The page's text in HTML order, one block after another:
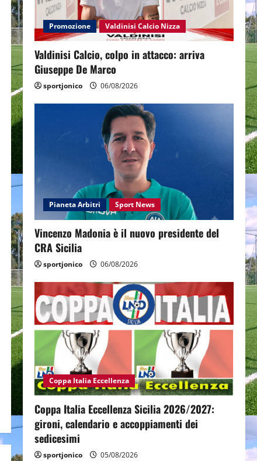
Promozione Valdinisi Calcio Nizza
Valdinisi Calcio, colpo in attacco: arriva
Giuseppe De Marco
sportjonico 06/08/2026
Pianeta Arbitri Sport News
Vincenzo Madonia è il nuovo presidente del
CRA Sicilia
sportjonico 06/08/2026
Coppa Italia Eccellenza
Coppa Italia Eccellenza Sicilia 2026/2027:
gironi, calendario e accoppiamenti dei
sedicesimi
sportjonico 05/08/2026